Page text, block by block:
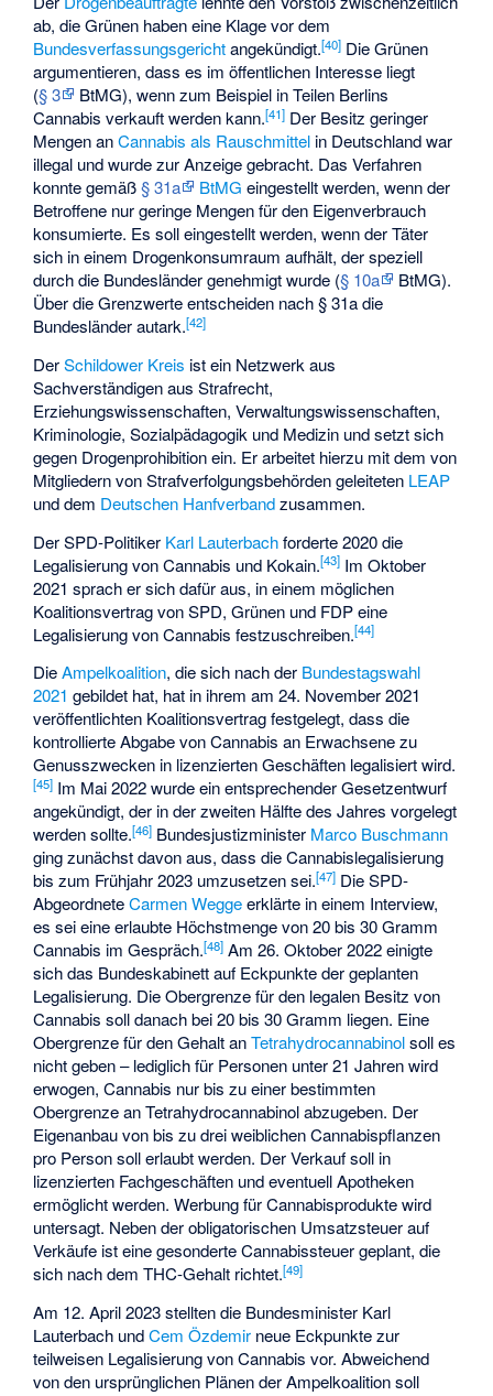
ab, die Grünen haben eine Klage vor dem
Bundesverfassungsgerichtangekündigt.[40] Die Grünen
argumentieren, dass es im öffentlichen Interesse liegt
(§ 3
BtMG), wenn zum Beispiel in Teilen Berlins
Cannabis verkauft werden kann.[41] Der Besitz geringer
Mengen anCannabis als Rauschmittel in Deutschland war
illegal und wurde zur Anzeige gebracht. Das Verfahren
konnte gemäß§ 31a BtMG eingestellt werden, wenn der
Betroffene nur geringe Mengen für den Eigenverbrauch
konsumierte. Es soll eingestellt werden, wenn der Täter
sich in einem Drogenkonsumraum aufhält, der speziell
durch die Bundesländer genehmigt wurde (§ 10a
BtMG).
Über die Grenzwerte entscheiden nach § 31a die
Bundesländer autark.[42]
DerSchildower Kreis ist ein Netzwerk aus
Sachverständigen aus Strafrecht,
Erziehungswissenschaften, Verwaltungswissenschaften,
Kriminologie, Sozialpädagogik und Medizin und setzt sich
gegen Drogenprohibition ein. Er arbeitet hierzu mit dem von
Mitgliedern von Strafverfolgungsbehörden geleiteten LEAP
und dem Deutschen Hanfverbandzusammen.
Der SPD-Politiker Karl Lauterbachforderte 2020 die
Legalisierung von Cannabis und Kokain.[43] Im Oktober
2021 sprach er sich dafür aus, in einem möglichen
Koalitionsvertrag von SPD, Grünen und FDP eine
Legalisierung von Cannabis festzuschreiben.[44]
DieAmpelkoalition, die sich nach der Bundestagswahl
2021 gebildet hat, hat in ihrem am 24. November 2021
veröffentlichten Koalitionsvertrag festgelegt, dass die
kontrollierte Abgabe von Cannabis an Erwachsene zu
Genusszwecken in lizenzierten Geschäften legalisiert wird.
[45] Im Mai 2022 wurde ein entsprechender Gesetzentwurf
angekündigt, der in der zweiten Hälfte des Jahres vorgelegt
werden sollte.[46] Bundesjustizminister Marco Buschmann
ging zunächst davon aus, dass die Cannabislegalisierung
bis zum Frühjahr 2023 umzusetzen sei.[47] Die SPD-
AbgeordneteCarmen Weggeerklärte in einem Interview,
es sei eine erlaubte Höchstmenge von 20 bis 30 Gramm
Cannabis im Gespräch.[48] Am 26. Oktober 2022 einigte
sich das Bundeskabinett auf Eckpunkte der geplanten
Legalisierung. Die Obergrenze für den legalen Besitz von
Cannabis soll danach bei 20 bis 30 Gramm liegen. Eine
Obergrenze für den Gehalt anTetrahydrocannabinolsoll es
nicht geben – lediglich für Personen unter 21 Jahren wird
erwogen, Cannabis nur bis zu einer bestimmten
Obergrenze an Tetrahydrocannabinol abzugeben. Der
Eigenanbau von bis zu drei weiblichen Cannabispflanzen
pro Person soll erlaubt werden. Der Verkauf soll in
lizenzierten Fachgeschäften und eventuell Apotheken
ermöglicht werden. Werbung für Cannabisprodukte wird
untersagt. Neben der obligatorischen Umsatzsteuer auf
Verkäufe ist eine gesonderte Cannabissteuer geplant, die
sich nach dem THC-Gehalt richtet.[49]
Am 12. April 2023 stellten die Bundesminister Karl
Lauterbach undCem Özdemir neue Eckpunkte zur
teilweisen Legalisierung von Cannabis vor. Abweichend
von den ursprünglichen Plänen der Ampelkoalition soll